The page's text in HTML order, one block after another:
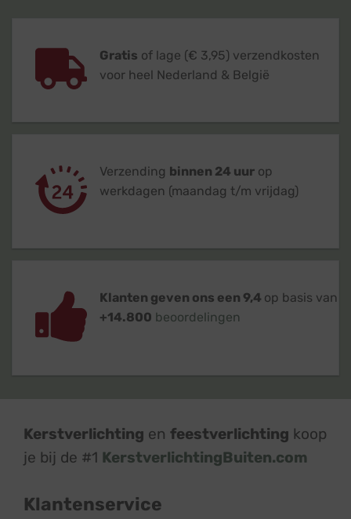
Gratis of lage (€ 3,95) verzendkosten
voor heel Nederland & België
Verzending binnen 24 uur op
werkdagen (maandag t/m vrijdag)
Klanten geven ons een 9,4 op basis van
+14.800 beoordelingen
Kerstverlichting en feestverlichting koop
je bij de #1 KerstverlichtingBuiten.com
Klantenservice